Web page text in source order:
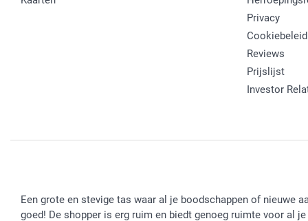
Privacy
Cookiebeleid
Reviews
Prijslijst
Investor
Een grote en stevige tas waar al je boodschappen of nieuwe
goed! De shopper is erg ruim en biedt genoeg ruimte voor al